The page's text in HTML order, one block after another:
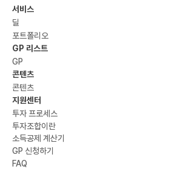
서비스
딜
포트폴리오
GP 리스트
GP
콘텐츠
콘텐츠
지원센터
투자 프로세스
투자조합이란
소득공제 계산기
GP 신청하기
FAQ